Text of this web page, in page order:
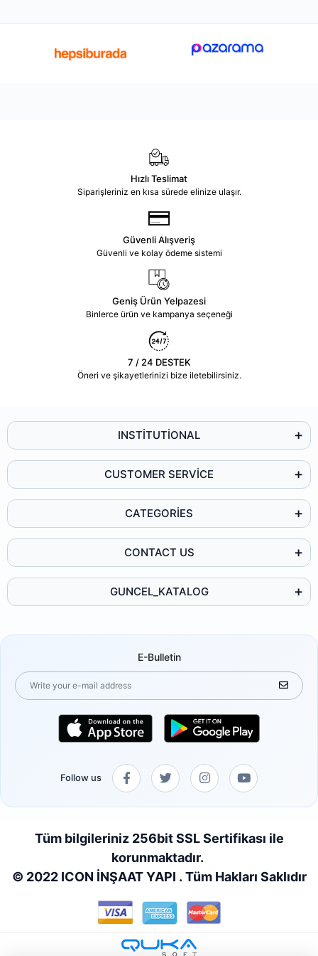
Hızlı Teslimat
Siparişleriniz en kısa sürede elinize ulaşır.
Güvenli Alışveriş
Güvenli ve kolay ödeme sistemi
Geniş Ürün Yelpazesi
Binlerce ürün ve kampanya seçeneği
7 / 24 DESTEK
Öneri ve şikayetlerinizi bize iletebilirsiniz.
INSTİTUTİONAL
CUSTOMER SERVİCE
CATEGORİES
CONTACT US
GUNCEL_KATALOG
E-Bulletin
Follow us
Tüm bilgileriniz 256bit SSL Sertifikası ile
korunmaktadır.
© 2022 ICON İNŞAAT YAPI . Tüm Hakları Saklıdır